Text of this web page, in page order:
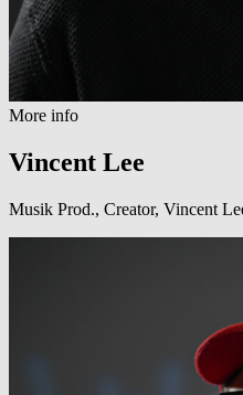
More info
Vincent Lee
Musik Prod., Creator, Vincent